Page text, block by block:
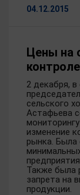
04.12.2015
Цены на
2 декабря,
сельского
Астафьева
изменение
рынка. Была
Также была
запрета на
продукции.